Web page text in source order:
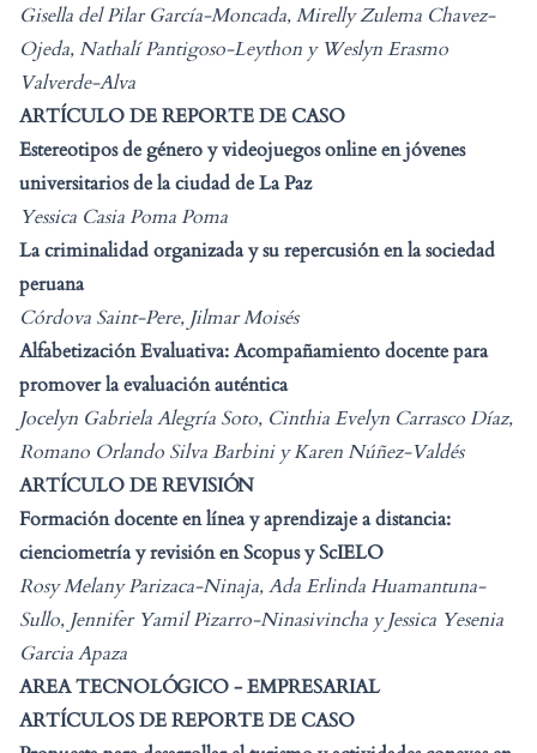
Gisella del Pilar García-Moncada, Mirelly Zulema Chavez-
Ojeda, Nathalí Pantigoso-Leython y Weslyn Erasmo
Valverde-Alva
ARTÍCULO DE REPORTE DE CASO
Estereotipos de género y videojuegos online en jóvenes
universitarios de la ciudad de La Paz
Yessica Casia Poma Poma
La criminalidad organizada y su repercusión en la sociedad
peruana
Córdova Saint-Pere, Jilmar Moisés
Alfabetización Evaluativa: Acompañamiento docente para
promover la evaluación auténtica
Jocelyn Gabriela Alegría Soto, Cinthia Evelyn Carrasco Díaz,
Romano Orlando Silva Barbini y Karen Núñez-Valdés
ARTÍCULO DE REVISIÓN
Formación docente en línea y aprendizaje a distancia:
cienciometría y revisión en Scopus y ScIELO
Rosy Melany Parizaca-Ninaja, Ada Erlinda Huamantuna-
Sullo, Jennifer Yamil Pizarro-Ninasivincha y Jessica Yesenia
Garcia Apaza
AREA TECNOLÓGICO - EMPRESARIAL
ARTÍCULOS DE REPORTE DE CASO